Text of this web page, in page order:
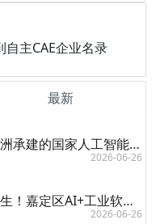
主CAE企业名录
最新
全国唯一！浪潮云洲承建的国家人工智能应用中试基地（工业软件）启动建设
2026-06-26
智算领航，模数共生！嘉定区AI+工业软件发展与龙头企业培育三年行动方案发布大会举行
2026-06-26